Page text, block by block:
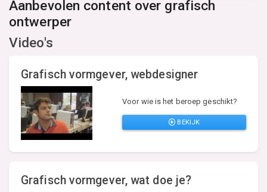
Aanbevolen content over grafisch
ontwerper
Video's
Grafisch vormgever, webdesigner
Voor wie is het beroep geschikt?
BEKIJK
Grafisch vormgever, wat doe je?